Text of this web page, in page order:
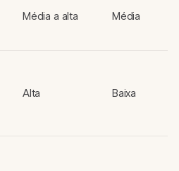
Média a alta Média
Alta Baixa